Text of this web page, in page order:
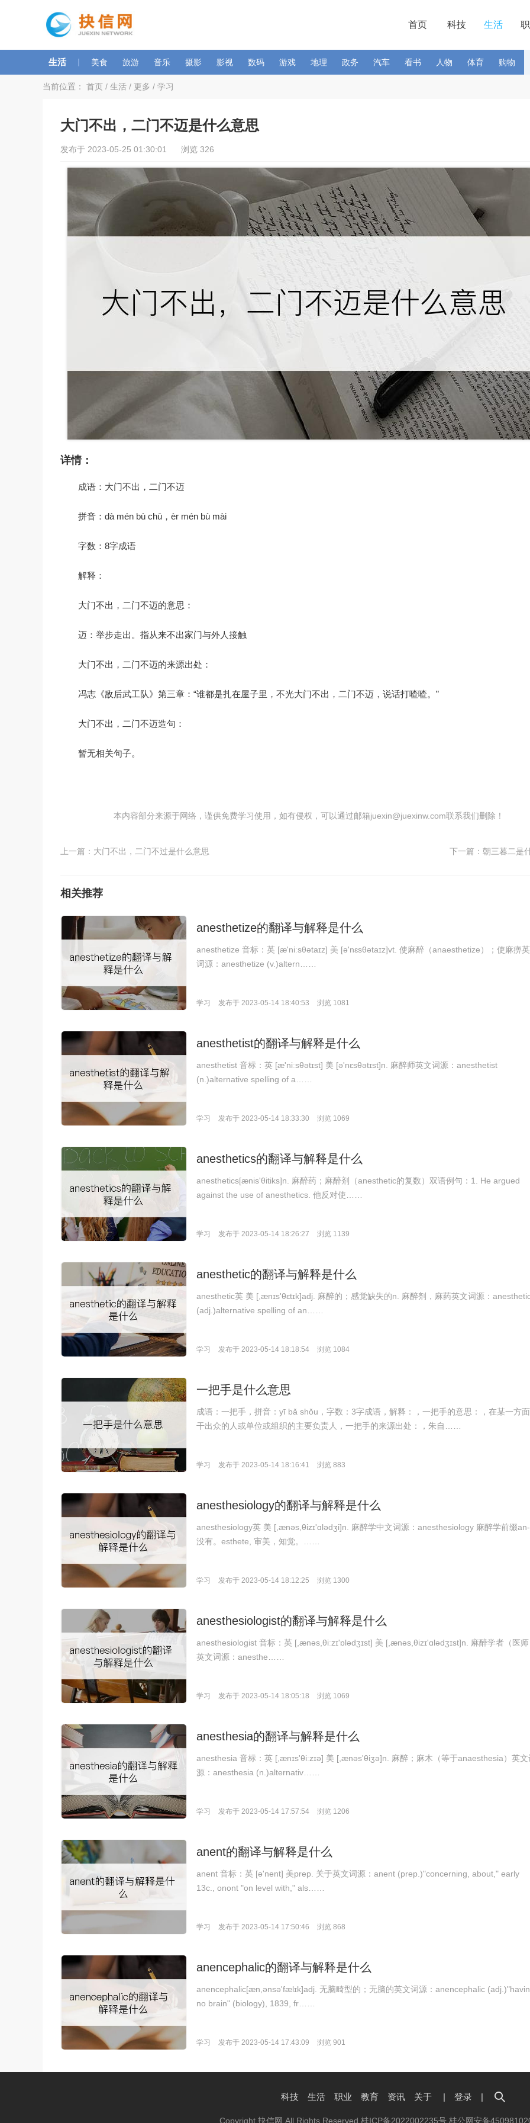
首页 科技 生活
生活 | 美食 旅游 音乐 摄影 影视 数码 游戏 地理 政务 汽车 看书 人物 体育 购物
当前位置： 首页 / 生活 / 更多 / 学习
大门不出，二门不迈是什么意思
发布于 2023-05-25 01:30:01 浏览 326
详情：
成语：大门不出，二门不迈
拼音：dà mén bù chū，èr mén bù mài
字数：8字成语
解释：
大门不出，二门不迈的意思：
迈：举步走出。指从来不出家门与外人接触
大门不出，二门不迈的来源出处：
冯志《敌后武工队》第三章：“谁都是扎在屋子里，不光大门不出，二门不迈，说话打喳喳。”
大门不出，二门不迈造句：
暂无相关句子。
本内容部分来源于网络，谨供免费学习使用，如有侵权，可以通过邮箱juexin@juexinw.com联系我们删除！
上一篇： 大门不出，二门不过是什么意思 下一篇： 朝三暮二是
相关推荐
anesthetize的翻译与解释是什么
anesthetize 音标：英 [æ'niːsθətaɪz] 美 [ə'nɛsθətaɪz]vt. 使麻醉（anaesthetize）；使麻痹
词源：anesthetize (v.)altern……
学习 发布于 2023-05-14 18:40:53 浏览 1081
anesthetist的翻译与解释是什么
anesthetist 音标：英 [æ'niːsθətɪst] 美 [ə'nɛsθətɪst]n. 麻醉师英文词源：anesthetist
(n.)alternative spelling of a……
学习 发布于 2023-05-14 18:33:30 浏览 1069
anesthetics的翻译与解释是什么
anesthetics[ænis'θitiks]n. 麻醉药；麻醉剂（anesthetic的复数）双语例句：1. He argued
against the use of anesthetics. 他反对使……
学习 发布于 2023-05-14 18:26:27 浏览 1139
anesthetic的翻译与解释是什么
anesthetic英 美 [,ænɪs'θɛtɪk]adj. 麻醉的；感觉缺失的n. 麻醉剂，麻药英文词源：
(adj.)alternative spelling of an……
学习 发布于 2023-05-14 18:18:54 浏览 1084
一把手是什么意思
成语：一把手，拼音：yī bǎ shǒu，字数：3字成语，解释：，一把手的意思：，在某一方
干出众的人或单位或组织的主要负责人，一把手的来源出处：，朱自……
学习 发布于 2023-05-14 18:16:41 浏览 883
anesthesiology的翻译与解释是什么
anesthesiology英 美 [,ænəs,θizɪ'ɑlədʒi]n. 麻醉学中文词源：anesthesiology 麻醉学前缀
没有。esthete, 审美，知觉。……
学习 发布于 2023-05-14 18:12:25 浏览 1300
anesthesiologist的翻译与解释是什么
anesthesiologist 音标：英 [,ænəs,θiːzɪ'ɒlədʒɪst] 美 [,ænəs,θizɪ'ɑlədʒɪst]n. 麻醉学者（医
英文词源：anesthe……
学习 发布于 2023-05-14 18:05:18 浏览 1069
anesthesia的翻译与解释是什么
anesthesia 音标：英 [,ænɪs'θiːzɪə] 美 [,ænəs'θiʒə]n. 麻醉；麻木（等于anaesthesia）英文
源：anesthesia (n.)alternativ……
学习 发布于 2023-05-14 17:57:54 浏览 1206
anent的翻译与解释是什么
anent 音标：英 [ə'nent] 美prep. 关于英文词源：anent (prep.)"concerning, about," early
13c., onont "on level with," als……
学习 发布于 2023-05-14 17:50:46 浏览 868
anencephalic的翻译与解释是什么
anencephalic[æn,ənsə'fælɪk]adj. 无脑畸型的；无脑的英文词源：anencephalic
no brain" (biology), 1839, fr……
学习 发布于 2023-05-14 17:43:09 浏览 901
科技 生活 职业 教育 资讯 关于 | 登录 |
Copyright 抉信网 All Rights Reserved 桂ICP备2022002235号 桂公网安备